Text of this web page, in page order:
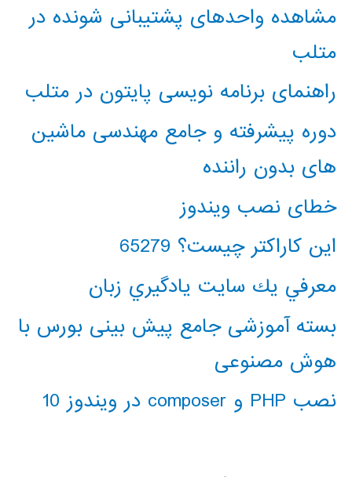
مشاهده واحدهای پشتیبانی شونده در
متلب
راهنمای برنامه نویسی پایتون در متلب
دوره پیشرفته و جامع مهندسی ماشین
های بدون راننده
خطای نصب ویندوز
این کاراکتر چیست؟ 65279
معرفي يك سايت يادگيري زبان
بسته آموزشی جامع پیش بینی بورس با
هوش مصنوعی
نصب PHP و composer در ویندوز 10